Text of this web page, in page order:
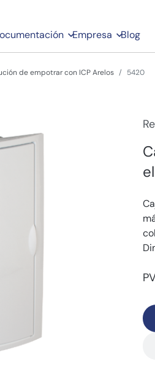
Empresa Blog
de empotrar con ICP Arelos 5420